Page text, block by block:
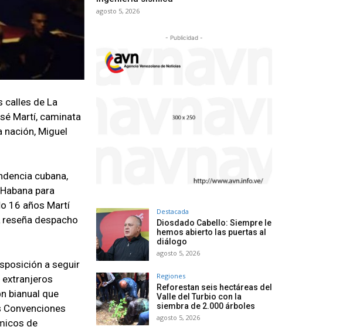
calles de La
Martí, caminata
nación, Miguel
cubana,
para
16 años Martí
despacho
a seguir
extranjeros
bianual que
de
agosto 5, 2026
- Publicidad -
Destacada
Diosdado Cabello: Siempre le
hemos abierto las puertas al
diálogo
agosto 5, 2026
Regiones
Reforestan seis hectáreas del
Valle del Turbio con la
siembra de 2.000 árboles
agosto 5, 2026